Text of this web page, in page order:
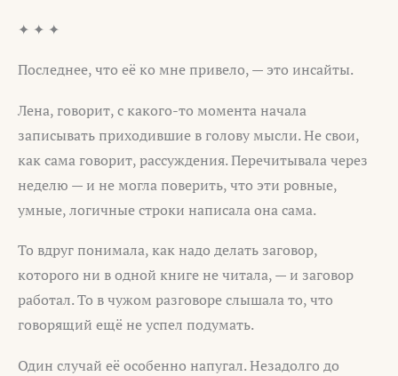
✦ ✦ ✦
Последнее, что её ко мне привело, — это инсайты.
Лена, говорит, с какого-то момента начала
записывать приходившие в голову мысли. Не свои,
как сама говорит, рассуждения. Перечитывала через
неделю — и не могла поверить, что эти ровные,
умные, логичные строки написала она сама.
То вдруг понимала, как надо делать заговор,
которого ни в одной книге не читала, — и заговор
работал. То в чужом разговоре слышала то, что
говорящий ещё не успел подумать.
Один случай её особенно напугал. Незадолго до